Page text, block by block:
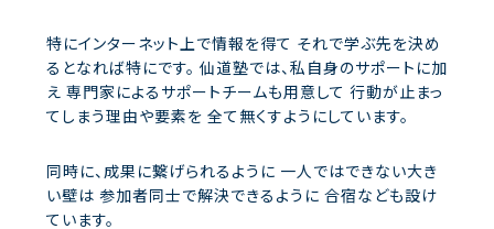
特にインターネット上で情報を得て それで学ぶ先を決め
るとなれば特にです。 仙道塾では、私自身のサポートに加
え 専門家によるサポートチームも用意して 行動が止まっ
てしまう理由や要素を 全て無くすようにしています。
同時に、成果に繋げられるように 一人ではできない大き
い壁は 参加者同士で解決できるように 合宿なども設け
ています。